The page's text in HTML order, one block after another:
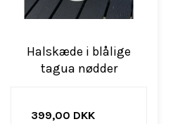
Halskæde i blålige
tagua nødder
399,00 DKK